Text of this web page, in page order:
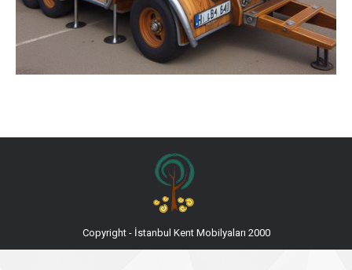
Copyright - İstanbul Kent Mobilyaları 2000